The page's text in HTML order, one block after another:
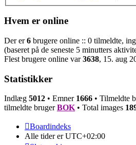
Hvem er online
Der er6 brugere online :: 0 tilmeldte,
(baseret på de seneste 5 minutters
Flest brugere online var3638, 15. aug
Statistikker
Indlæg 5012 • Emner 1666 • Tilmeldte
tilmeldte brugerBOK • Total images
Boardindeks
Alle tider erUTC+02:00